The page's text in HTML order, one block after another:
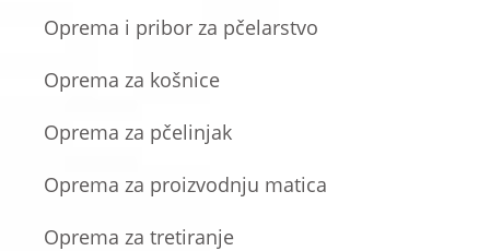
Oprema i pribor za pčelarstvo
Oprema za košnice
Oprema za pčelinjak
Oprema za proizvodnju matica
Oprema za tretiranje